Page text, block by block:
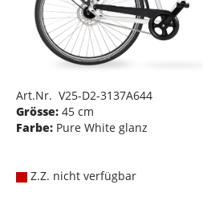
Art.Nr. V25-D2-3137A644
Grösse: 45 cm
Farbe: Pure White glanz
Z.Z. nicht verfügbar